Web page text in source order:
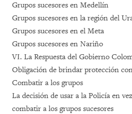
Grupos sucesores en Medellín
Grupos sucesores en la región del
Grupos sucesores en el Meta
Grupos sucesores en Nariño
VI. La Respuesta del Gobierno
Obligación de brindar protección
Combatir a los grupos
La decisión de usar a la Policía en
combatir a los grupos sucesores